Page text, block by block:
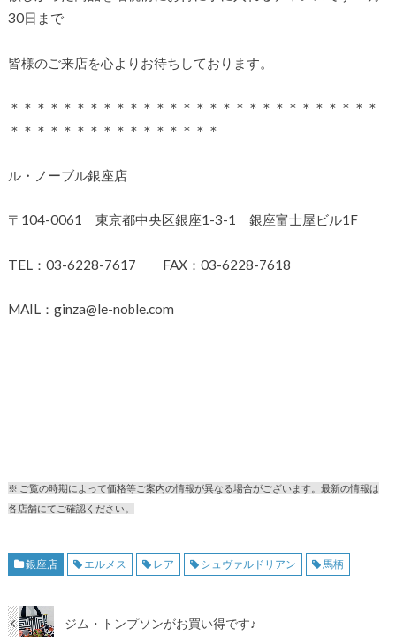
30日まで
皆様のご来店を心よりお待ちしております。
＊＊＊＊＊＊＊＊＊＊＊＊＊＊＊＊＊＊＊＊＊＊＊＊＊＊＊＊
＊＊＊＊＊＊＊＊＊＊＊＊＊＊＊＊
ル・ノーブル銀座店
〒104-0061 東京都中央区銀座1-3-1 銀座富士屋ビル1F
TEL：03-6228-7617 FAX：03-6228-7618
MAIL：ginza@le-noble.com
※ ご覧の時期によって価格等ご案内の情報が異なる場合がございます。最新の情報は
各店舗にてご確認ください。
銀座店 エルメス レア シュヴァルドリアン 馬柄
ジム・トンプソンがお買い得です♪